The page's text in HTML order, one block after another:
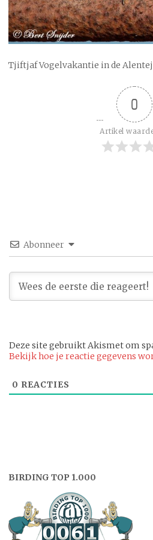
Tjiftjaf Vogelvakantie in de
0
Artikel
Abonneer
Deze site gebruikt Akismet om
Bekijk hoe je reactie gegevens
0 REACTIES
BIRDING TOP 1.000